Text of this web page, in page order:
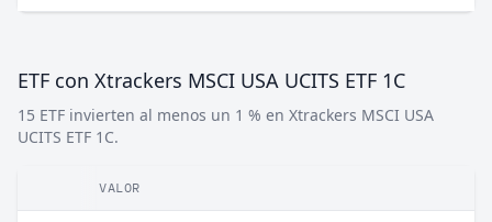
ETF con Xtrackers MSCI USA UCITS ETF 1C
15 ETF invierten al menos un 1 % en Xtrackers MSCI USA
UCITS ETF 1C.
VALOR